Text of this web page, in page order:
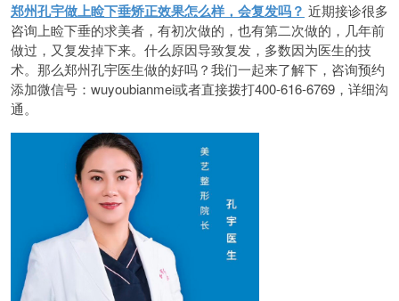
郑州孔宇做上睑下垂矫正效果怎么样，会复发吗？ 近期接诊很多
咨询上睑下垂的求美者，有初次做的，也有第二次做的，几年前
做过，又复发掉下来。什么原因导致复发，多数因为医生的技
术。那么郑州孔宇医生做的好吗？我们一起来了解下，咨询预约
添加微信号：wuyoubianmei或者直接拨打400-616-6769，详细沟
通。